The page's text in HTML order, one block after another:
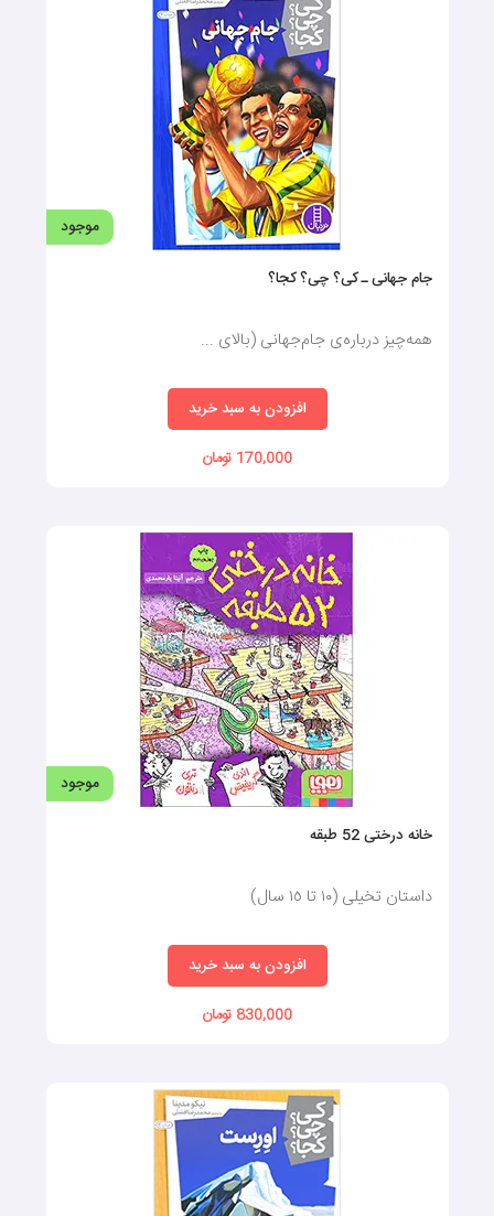
موجود
جام جهانی ـ کی؟‌ چی؟ کجا؟
همه‌چیز درباره‌ی جام‌جهانی (بالای ...
افزودن به سبد خرید
170,000 تومان
موجود
خانه درختی 52 طبقه
داستان تخیلی (١٠ تا ١٥ سال)
افزودن به سبد خرید
830,000 تومان